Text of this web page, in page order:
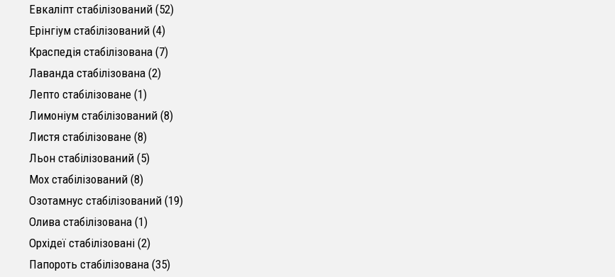
Евкаліпт стабілізований 5252 товари
Ерінгіум стабілізований 44 товари
Краспедія стабілізована 77 товарів
Лаванда стабілізована 22 товари
Лепто стабілізоване 11 товар
Лимоніум стабілізований 88 товарів
Листя стабілізоване 88 товарів
Льон стабілізований 55 товарів
Мох стабілізований 88 товарів
Озотамнус стабілізований 1919 товарів
Олива стабілізована 11 товар
Орхідеї стабілізовані 22 товари
Папороть стабілізована 3535 товарів